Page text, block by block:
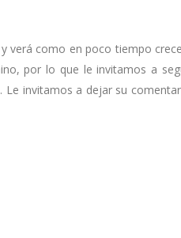
verá como en poco tiempo
por lo que le invitamos a
invitamos a dejar su